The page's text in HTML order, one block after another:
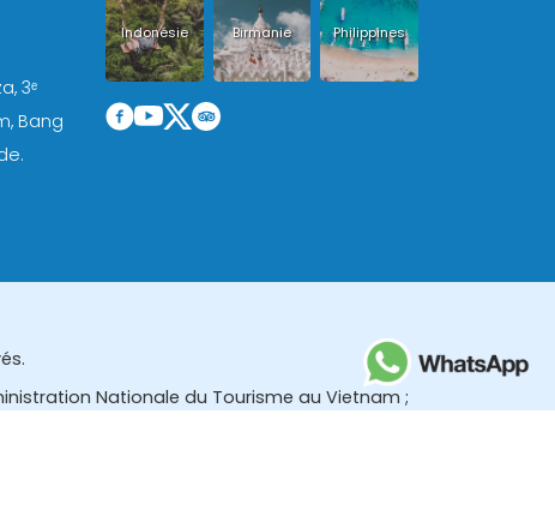
3ᵉ
Bang
Indonésie Birmanie Philippines
Nationale du Tourisme au Vietnam ;